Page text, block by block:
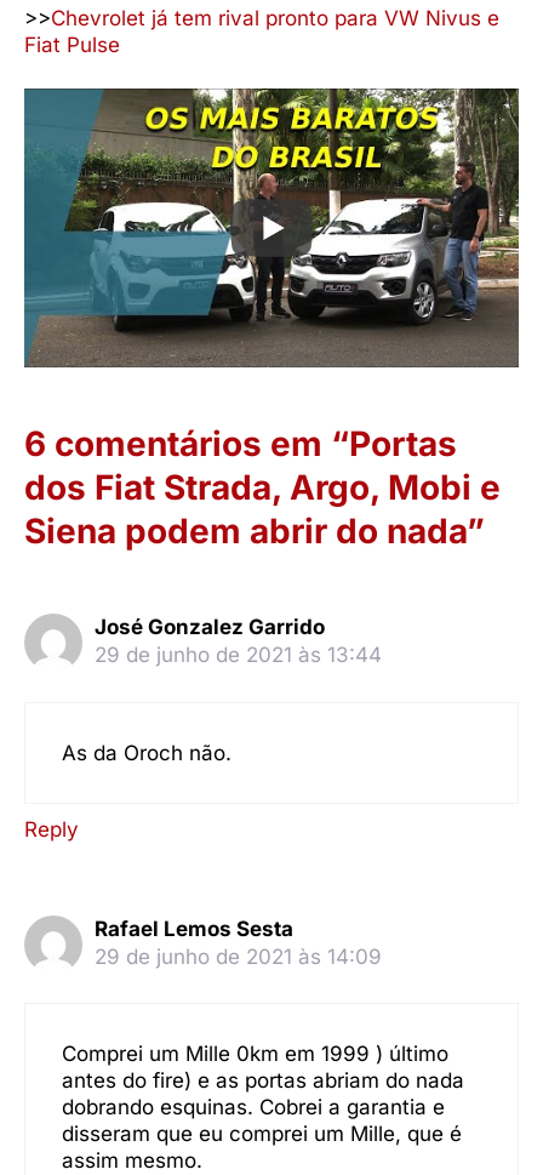
>>Chevrolet já tem rival pronto para VW Nivus e
Fiat Pulse
6 comentários em “Portas
dos Fiat Strada, Argo, Mobi e
Siena podem abrir do nada”
José Gonzalez Garrido
29 de junho de 2021 às 13:44
As da Oroch não.
Reply
Rafael Lemos Sesta
29 de junho de 2021 às 14:09
Comprei um Mille 0km em 1999 ) último
antes do fire) e as portas abriam do nada
dobrando esquinas. Cobrei a garantia e
disseram que eu comprei um Mille, que é
assim mesmo.